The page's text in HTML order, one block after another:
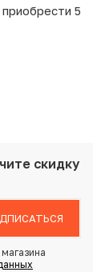
5
цене
скидку